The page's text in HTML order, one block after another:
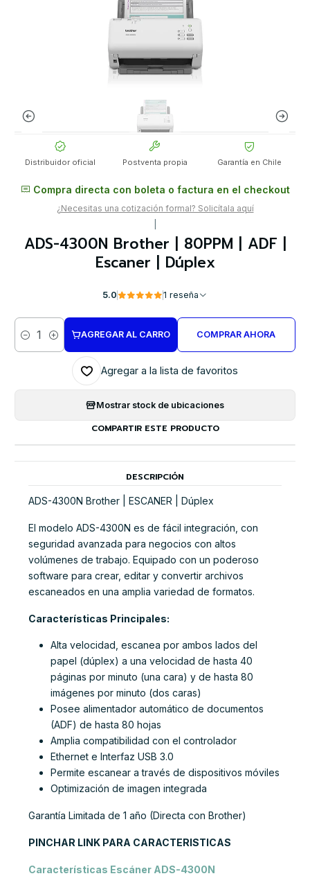
Distribuidor oficial Postventa propia Garantía en Chile
Compra directa con boleta o factura en el checkout
¿Necesitas una cotización formal? Solicítala aquí
ADS-4300N Brother | 80PPM | ADF |
Escaner | Dúplex
5.0 1 reseña
Cantidad
AGREGAR AL CARRO COMPRAR AHORA
Agregar a la lista de favoritos
Mostrar stock de ubicaciones
COMPARTIR ESTE PRODUCTO
DESCRIPCIÓN
ADS-4300N Brother | ESCANER | Dúplex
El modelo ADS-4300N es de fácil integración, con
seguridad avanzada para negocios con altos
volúmenes de trabajo. Equipado con un poderoso
software para crear, editar y convertir archivos
escaneados en una amplia variedad de formatos.
Características Principales:
Alta velocidad, escanea por ambos lados del
papel (dúplex) a una velocidad de hasta 40
páginas por minuto (una cara) y de hasta 80
imágenes por minuto (dos caras)
Posee alimentador automático de documentos
(ADF) de hasta 80 hojas
Amplia compatibilidad con el controlador
Ethernet e Interfaz USB 3.0
Permite escanear a través de dispositivos móviles
Optimización de imagen integrada
Garantía Limitada de 1 año (Directa con Brother)
PINCHAR LINK PARA CARACTERISTICAS
Características Escáner ADS-4300N